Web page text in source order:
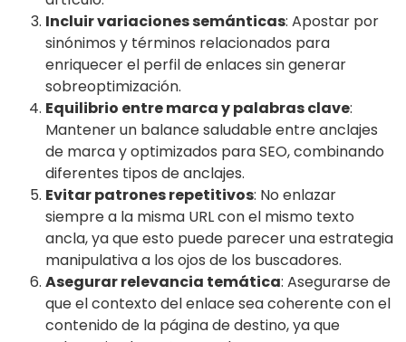
Incluir variaciones semánticas: Apostar por
sinónimos y términos relacionados para
enriquecer el perfil de enlaces sin generar
sobreoptimización.
Equilibrio entre marca y palabras clave:
Mantener un balance saludable entre anclajes
de marca y optimizados para SEO, combinando
diferentes tipos de anclajes.
Evitar patrones repetitivos: No enlazar
siempre a la misma URL con el mismo texto
ancla, ya que esto puede parecer una estrategia
manipulativa a los ojos de los buscadores.
Asegurar relevancia temática: Asegurarse de
que el contexto del enlace sea coherente con el
contenido de la página de destino, ya que